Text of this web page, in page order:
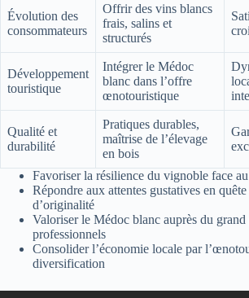
Évolution des
consommateurs
Offrir des vins blancs
frais, salins et
structurés
Développement
touristique
Intégrer le Médoc
blanc dans l’offre
œnotouristique
Qualité et
durabilité
Pratiques durables,
maîtrise de l’élevage
en bois
Favoriser la résilience du vignoble face
Répondre aux attentes gustatives en
d’originalité
Valoriser le Médoc blanc auprès du
professionnels
Consolider l’économie locale par
diversification